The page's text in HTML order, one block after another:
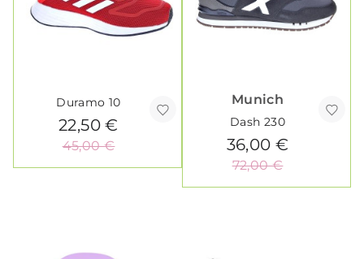
Duramo 10
22,50 €
45,00 €
Munich
Dash 230
36,00 €
72,00 €